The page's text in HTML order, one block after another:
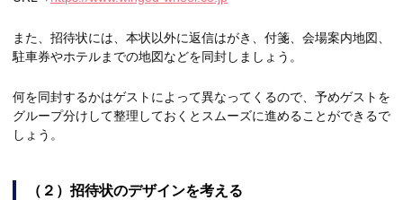
また、招待状には、本状以外に返信はがき、付箋、会場案内地図、
駐車券やホテルまでの地図などを同封しましょう。
何を同封するかはゲストによって異なってくるので、予めゲストを
グループ分けして整理しておくとスムーズに進めることができるで
しょう。
（２）招待状のデザインを考える